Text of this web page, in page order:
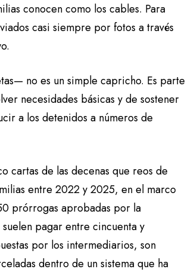
conocen como los cables. Para
casi siempre por fotos a través
no es un simple capricho. Es parte
necesidades básicas y de sostener
a los detenidos a números de
cartas de las decenas que reos de
entre 2022 y 2025, en el marco
prórrogas aprobadas por la
pagar entre cincuenta y
por los intermediarios, son
dentro de un sistema que ha